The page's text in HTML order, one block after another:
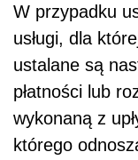
W przypadku
usługi, dla
ustalane są
płatności lub
wykonaną z
którego